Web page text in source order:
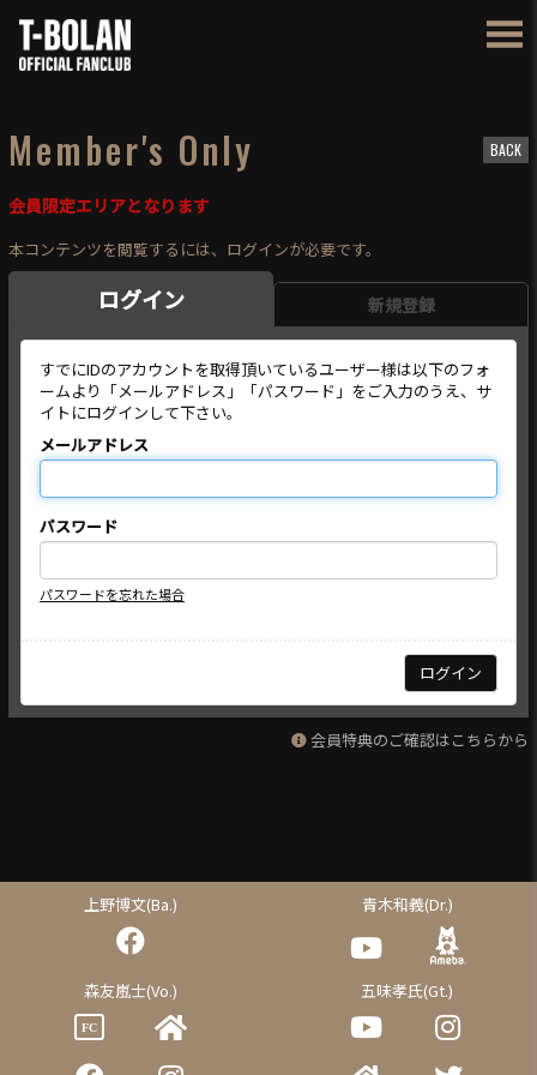
Member's Only BACK
会員限定エリアとなります
本コンテンツを閲覧するには、ログインが必要です。
ログイン 新規登録
すでにIDのアカウントを取得頂いているユーザー様は以下のフォ
ームより「メールアドレス」「パスワード」をご入力のうえ、サ
イトにログインして下さい。
メールアドレス
パスワード
パスワードを忘れた場合
会員特典のご確認はこちらから
上野博文(Ba.) 青木和義(Dr.)
森友嵐士(Vo.) 五味孝氏(Gt.)